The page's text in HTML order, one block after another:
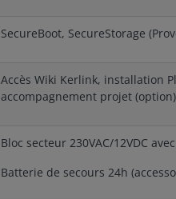
SecureBoot, SecureStorage
Accès Wiki Kerlink, installation
accompagnement projet (option)
Bloc secteur 230VAC/12VDC
Batterie de secours 24h